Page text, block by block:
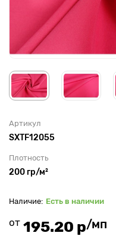
Артикул
SXTF12055
Плотность
200 гр/м²
Есть в наличии
от 195.20 р/мп